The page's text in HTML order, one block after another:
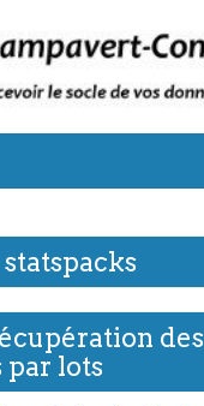
statspacks
des
par lots